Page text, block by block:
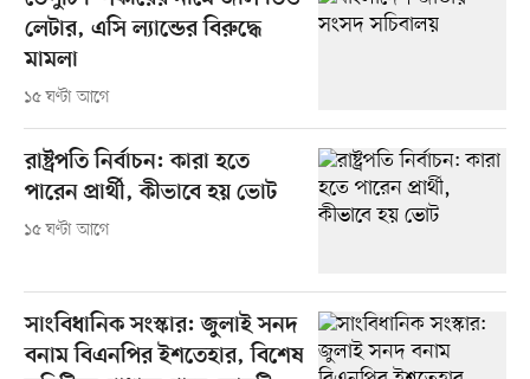
লেটার, এসি ল্যান্ডের বিরুদ্ধে
মামলা
১৫ ঘণ্টা আগে
রাষ্ট্রপতি নির্বাচন: কারা হতে
পারেন প্রার্থী, কীভাবে হয় ভোট
১৫ ঘণ্টা আগে
সাংবিধানিক সংস্কার: জুলাই সনদ
বনাম বিএনপির ইশতেহার, বিশেষ